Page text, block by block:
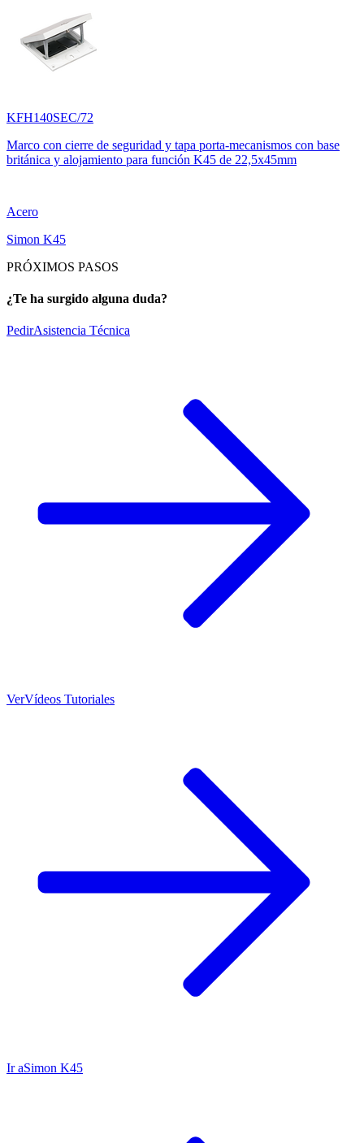
KFH140SEC/72
Marco con cierre de seguridad y tapa porta-mecanismos con base
británica y alojamiento para función K45 de 22,5x45mm
Acero
Simon K45
PRÓXIMOS PASOS
¿Te ha surgido alguna duda?
PedirAsistencia Técnica
VerVídeos Tutoriales
Ir aSimon K45